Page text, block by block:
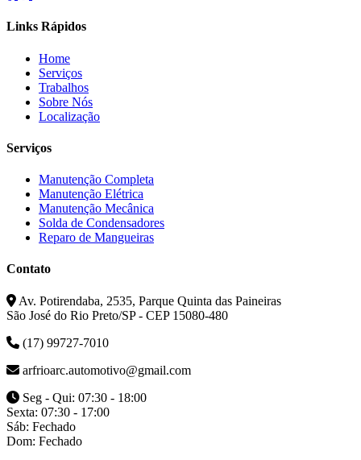
Links Rápidos
Home
Serviços
Trabalhos
Sobre Nós
Localização
Serviços
Manutenção Completa
Manutenção Elétrica
Manutenção Mecânica
Solda de Condensadores
Reparo de Mangueiras
Contato
Av. Potirendaba, 2535, Parque Quinta das Paineiras
São José do Rio Preto/SP - CEP 15080-480
(17) 99727-7010
arfrioarc.automotivo@gmail.com
Seg - Qui: 07:30 - 18:00
Sexta: 07:30 - 17:00
Sáb: Fechado
Dom: Fechado